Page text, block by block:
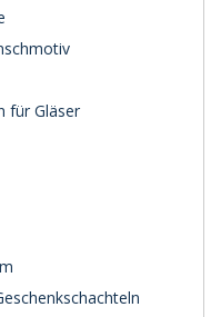
für Gläser